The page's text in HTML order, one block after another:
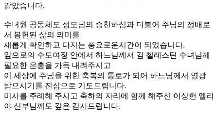
같았습니다.
수녀원 공동체도 성모님의 승천하심과 더불어 주님의 정배로
서 봉헌된 삶의 의미를
새롭게 확인하고 다지는 풍요로운시간이 되었습니다.
앞으로의 수도여정 안에서 하느님께서 김 첼레스틴 수녀님께
필요한 은총을 가득 내려주시고
이 세상에 주님을 위한 축복의 통로가 되어 하느님께서 영광
받으시기를 진심으로 기도드립니다.
미사를 주례해 주시고 축하의 자리에 함께 해주신 이상헌 엘리
야 신부님께도 깊은 감사드립니다.